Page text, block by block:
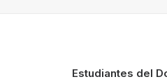
Estudiantes del